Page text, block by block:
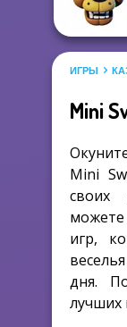
ИГРЫ
Mini
Mini
своих
игр,
дня.
лучших